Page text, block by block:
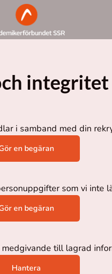
integritet
i samband med din
en begäran
som vi inte
en begäran
till lagrad
Hantera